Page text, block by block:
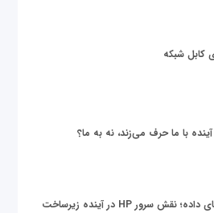
کابل شبکه
با ما حرف می‌زند، نه به ما؟
زیر پوست دنیای داده؛ نقش سرور HP در آینده زیرساخت